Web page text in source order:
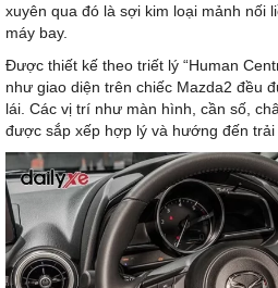
xuyên qua đó là sợi kim loại mảnh nối
máy bay.
Được thiết kế theo triết lý “Human
như giao diện trên chiếc Mazda2 đều
lái. Các vị trí như màn hình, cần số,
được sắp xếp hợp lý và hướng đến trải